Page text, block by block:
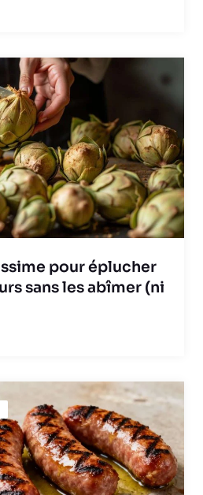
pour éplucher
sans les abîmer (ni